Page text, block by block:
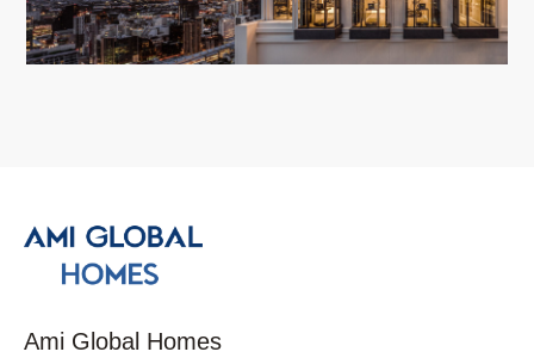
Ami Global Homes